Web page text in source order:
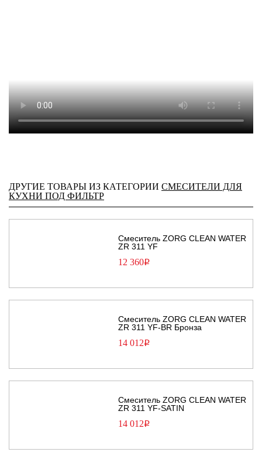
ДРУГИЕ ТОВАРЫ ИЗ КАТЕГОРИИ СМЕСИТЕЛИ ДЛЯ
КУХНИ ПОД ФИЛЬТР
Смеситель ZORG CLEAN WATER
ZR 311 YF
12 360Р
Смеситель ZORG CLEAN WATER
ZR 311 YF-BR Бронза
14 012Р
Смеситель ZORG CLEAN WATER
ZR 311 YF-SATIN
14 012Р